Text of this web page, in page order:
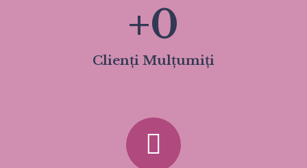
Clienți Mulțumiți
+0